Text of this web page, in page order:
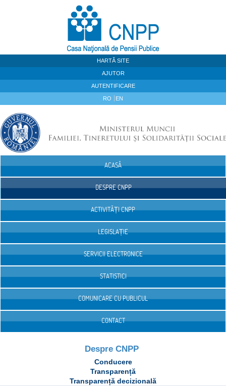
HARTĂ SITE
AJUTOR
AUTENTIFICARE
RO EN
ACASĂ
DESPRE CNPP
ACTIVITĂȚI CNPP
LEGISLAȚIE
SERVICII ELECTRONICE
STATISTICI
COMUNICARE CU PUBLICUL
CONTACT
Despre CNPP
Conducere
Transparență
Transparență decizională